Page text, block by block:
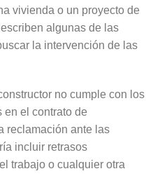
vivienda o un proyecto de
algunas de las
la intervención de las
no cumple con los
en el contrato de
reclamación ante las
incluir retrasos
trabajo o cualquier otra